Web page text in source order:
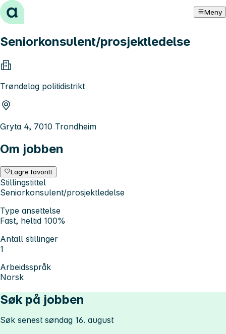
Hopp til innhold Meny
Seniorkonsulent/prosjektledelse
Trøndelag politidistrikt
Gryta 4, 7010 Trondheim
Om jobben
Lagre favoritt
Stillingstittel
Seniorkonsulent/prosjektledelse
Type ansettelse
Fast, heltid 100%
Antall stillinger
1
Arbeidsspråk
Norsk
Søk på jobben
Søk senest søndag 16. august